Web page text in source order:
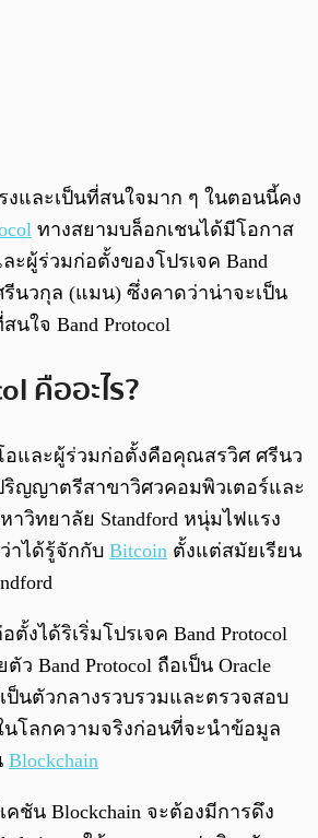
งและเป็นที่สนใจมาก ๆ ในตอนนี้คง
ทางสยามบล็อกเชนได้มีโอกาส
ผู้ร่วมก่อตั้งของโปรเจค Band
นวกุล (แมน) ซึ่งคาดว่าน่าจะเป็น
ใจ Band Protocol
คืออะไร?
โอและผู้ร่วมก่อตั้งคือคุณสรวิศ ศรีนว
ญญาตรีสาขาวิศวคอมพิวเตอร์และ
วิทยาลัย Standford หนุ่มไฟแรง
าได้รู้จักกับ Bitcoin ตั้งแต่สมัยเรียน
ได้ริเริ่มโปรเจค Band Protocol
ว Band Protocol ถือเป็น Oracle
นตัวกลางรวบรวมและตรวจสอบ
โลกความจริงก่อนที่จะนำข้อมูล
Blockchain
ชัน Blockchain จะต้องมีการดึง